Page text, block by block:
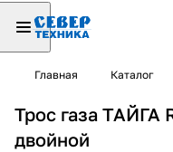
Главная Каталог
Трос газа ТАЙГА
двойной